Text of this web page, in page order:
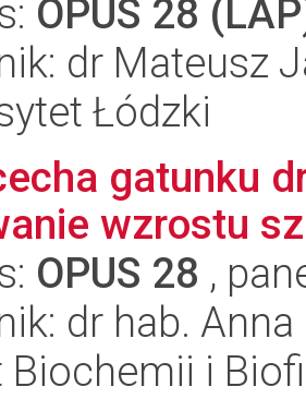
OPUS 28
dr Mateusz
Łódzki
gatunku
wzrostu
OPUS 28 ,
dr hab. Anna
Biochemii i